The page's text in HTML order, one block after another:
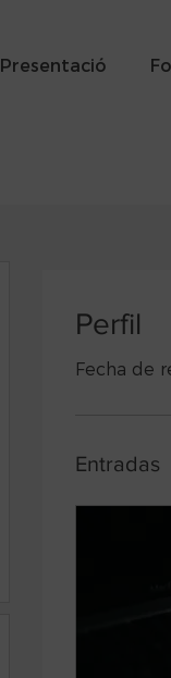
Presentació
Perfil
Fecha de
Entradas